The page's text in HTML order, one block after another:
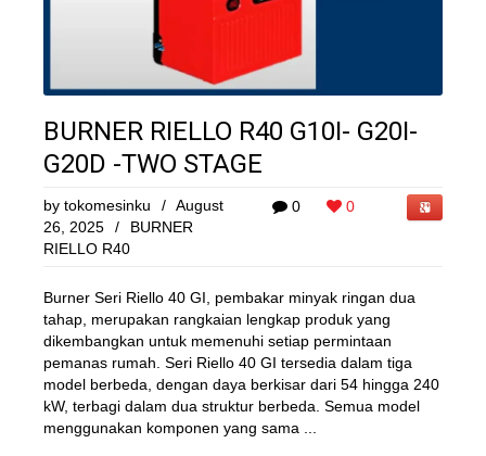
BURNER RIELLO R40 G10I- G20I-
G20D -TWO STAGE
0 0
by tokomesinku / August
26, 2025
/
BURNER
RIELLO R40
Burner Seri Riello 40 GI, pembakar minyak ringan dua
tahap, merupakan rangkaian lengkap produk yang
dikembangkan untuk memenuhi setiap permintaan
pemanas rumah. Seri Riello 40 GI tersedia dalam tiga
model berbeda, dengan daya berkisar dari 54 hingga 240
kW, terbagi dalam dua struktur berbeda. Semua model
menggunakan komponen yang sama ...